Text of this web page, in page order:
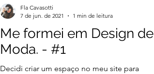
Me formei em Design de
Moda. - #1
Decidi criar um espaço no meu site para
Fla Cavasotti
7 de jun. de 2021
1 min de leitura